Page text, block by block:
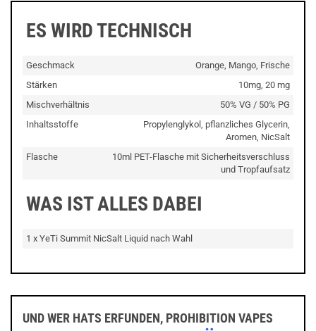
ES WIRD TECHNISCH
Geschmack
Orange, Mango, Frische
Stärken
10mg, 20 mg
Mischverhältnis
50% VG / 50% PG
Inhaltsstoffe
Propylenglykol, pflanzliches Glycerin,
Aromen, NicSalt
Flasche
10ml PET-Flasche mit Sicherheitsverschluss
und Tropfaufsatz
WAS IST ALLES DABEI
1 x YeTi Summit NicSalt Liquid nach Wahl
UND WER HATS ERFUNDEN, PROHIBITION VAPES